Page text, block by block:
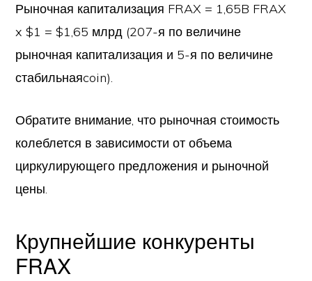
Рыночная капитализация FRAX = 1,65B FRAX
x $1 = $1,65 млрд (207-я по величине
рыночная капитализация и 5-я по величине
стабильнаяcoin).
Обратите внимание, что рыночная стоимость
колеблется в зависимости от объема
циркулирующего предложения и рыночной
цены.
Крупнейшие конкуренты
FRAX